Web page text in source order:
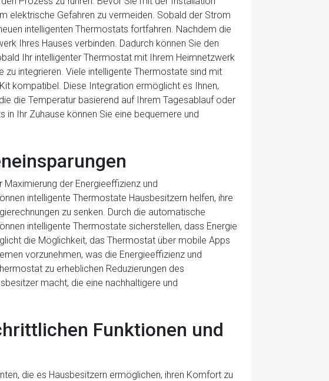
elektrische Gefahren zu vermeiden. Sobald der Strom
intelligenten Thermostats fortfahren. Nachdem die
Ihres Hauses verbinden. Dadurch können Sie den
Ihr intelligenter Thermostat mit Ihrem Heimnetzwerk
zu integrieren. Viele intelligente Thermostate sind mit
kompatibel. Diese Integration ermöglicht es Ihnen,
die Temperatur basierend auf Ihrem Tagesablauf oder
Ihr Zuhause können Sie eine bequemere und
der Energieeffizienz und
intelligente Thermostate Hausbesitzern helfen, ihre
zu senken. Durch die automatische
intelligente Thermostate sicherstellen, dass Energie
die Möglichkeit, das Thermostat über mobile Apps
vorzunehmen, was die Energieeffizienz und
zu erheblichen Reduzierungen des
macht, die eine nachhaltigere und
Funktionen und
die es Hausbesitzern ermöglichen, ihren Komfort zu